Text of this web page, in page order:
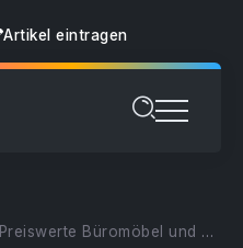
Artikel eintragen
Preiswerte Büromöbel und Stahlmöbel